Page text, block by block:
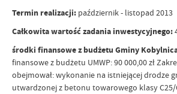
Termin realizacji: październik - listopad 2013
Całkowita wartość zadania inwestycyjnego:
środki finansowe z budżetu Gminy
finansowe z budżetu UMWP: 90 000,00 zł
obejmował: wykonanie na istniejącej drodze
utwardzonej z betonu towarowego klasy C25/